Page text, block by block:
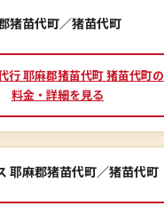
猪苗代町／猪苗代町
行 耶麻郡猪苗代町 猪苗代町の
料金・詳細を見る
耶麻郡猪苗代町／猪苗代町